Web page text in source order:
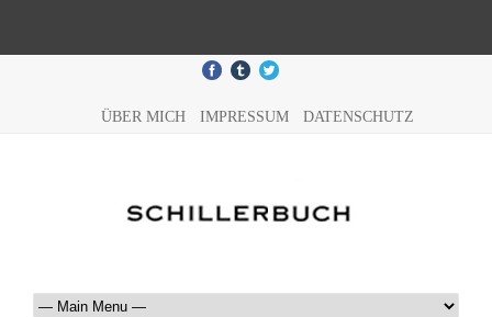
ÜBER MICH IMPRESSUM DATENSCHUTZ